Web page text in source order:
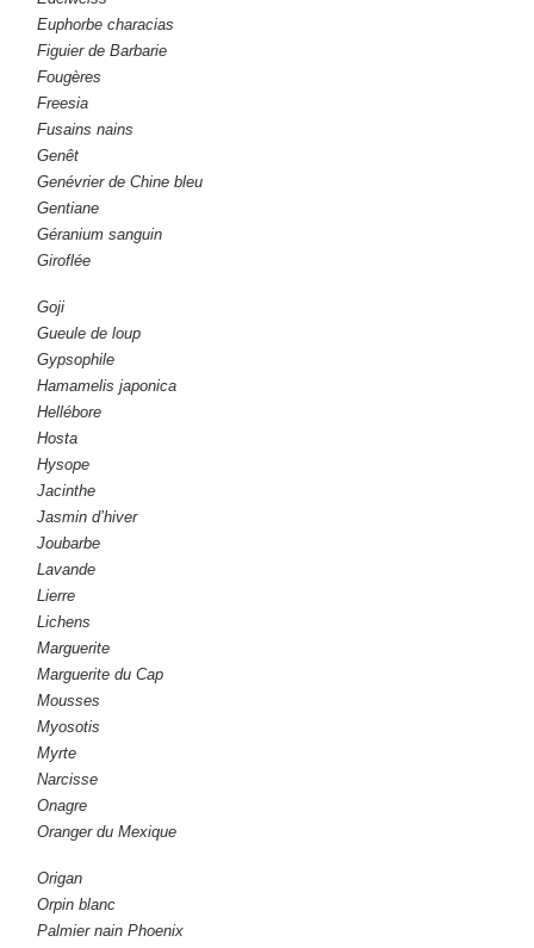
Euphorbe characias
Figuier de Barbarie
Fougères
Freesia
Fusains nains
Genêt
Genévrier de Chine bleu
Gentiane
Géranium sanguin
Giroflée
Goji
Gueule de loup
Gypsophile
Hamamelis japonica
Hellébore
Hosta
Hysope
Jacinthe
Jasmin d’hiver
Joubarbe
Lavande
Lierre
Lichens
Marguerite
Marguerite du Cap
Mousses
Myosotis
Myrte
Narcisse
Onagre
Oranger du Mexique
Origan
Orpin blanc
Palmier nain Phoenix